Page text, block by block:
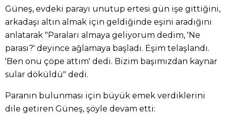
Güneş, evdeki parayı unutup ertesi gün işe gittiğini,
arkadaşı altın almak için geldiğinde eşini aradığını
anlatarak "Paraları almaya geliyorum dedim, 'Ne
parası?' deyince ağlamaya başladı. Eşim telaşlandı.
'Ben onu çöpe attım' dedi. Bizim başımızdan kaynar
sular döküldü" dedi.
Paranın bulunması için büyük emek verdiklerini
dile getiren Güneş, şöyle devam etti: